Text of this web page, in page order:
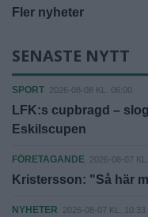
Fler nyheter
SENASTE NYTT
SPORT 2026-08-08 KL. 06:00
LFK:s cupbragd –
Eskilscupen
FÖRETAGANDE 2026-08-07
Kristersson: "Så här
NYHETER 2026-08-07 KL. 10:33